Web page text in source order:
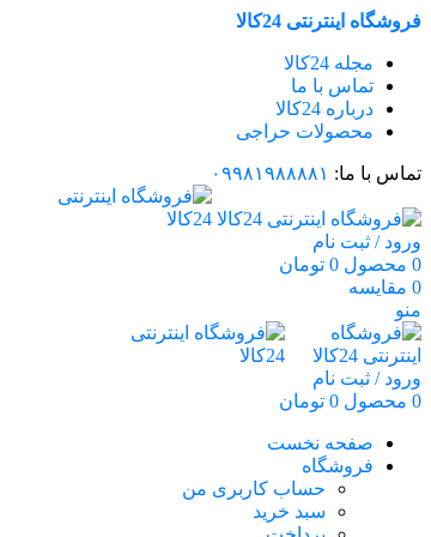
فروشگاه اینترنتی 24کالا
مجله 24کالا
تماس با ما
درباره 24کالا
محصولات حراجی
تماس با ما: ۰۹۹۸۱۹۸۸۸۸۱
ورود / ثبت نام
0 محصول 0 تومان
0 مقایسه
منو
ورود / ثبت نام
0 محصول 0 تومان
صفحه نخست
فروشگاه
حساب کاربری من
سبد خرید